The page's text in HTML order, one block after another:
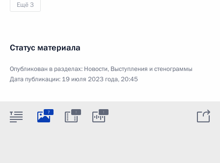
Ещё 3
Статус материала
Опубликован в разделах: Новости, Выступления и стенограммы
Дата публикации: 19 июля 2023 года, 20:45
7 : :